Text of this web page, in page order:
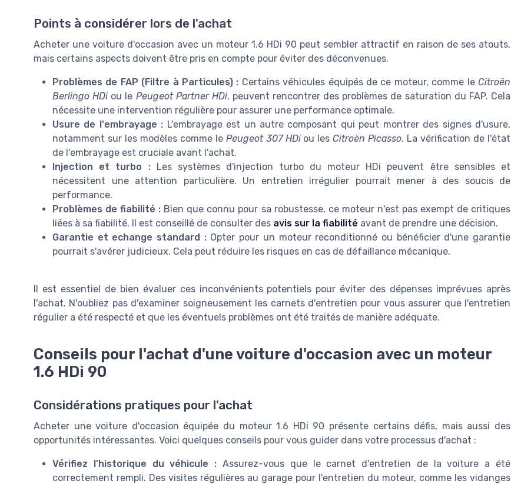
Points à considérer lors de l'achat
Acheter une voiture d'occasion avec un moteur 1.6 HDi 90 peut sembler attractif en raison de ses atouts,
mais certains aspects doivent être pris en compte pour éviter des déconvenues.
Problèmes de FAP (Filtre à Particules) : Certains véhicules équipés de ce moteur, comme leCitroën
Berlingo HDi ou le Peugeot Partner HDi, peuvent rencontrer des problèmes de saturation du FAP. Cela
nécessite une intervention régulière pour assurer une performance optimale.
Usure de l'embrayage : L'embrayage est un autre composant qui peut montrer des signes d'usure,
notamment sur les modèles comme le Peugeot 307 HDiou lesCitroën Picasso. La vérification de l'état
de l'embrayage est cruciale avant l'achat.
Injection et turbo :Les systèmes d'injection turbo du moteur HDi peuvent être sensibles et
nécessitent une attention particulière. Un entretien irrégulier pourrait mener à des soucis de
performance.
Problèmes de fiabilité : Bien que connu pour sa robustesse, ce moteur n'est pas exempt de critiques
liées à sa fiabilité. Il est conseillé de consulter des avis sur la fiabilité avant de prendre une décision.
Garantie et echange standard :Opter pour un moteur reconditionné ou bénéficier d'une garantie
pourrait s'avérer judicieux. Cela peut réduire les risques en cas de défaillance mécanique.
Il est essentiel de bien évaluer ces inconvénients potentiels pour éviter des dépenses imprévues après
l'achat. N'oubliez pas d'examiner soigneusement les carnets d'entretien pour vous assurer que l'entretien
régulier a été respecté et que les éventuels problèmes ont été traités de manière adéquate.
Conseils pour l'achat d'une voiture d'occasion avec un moteur
1.6 HDi 90
Considérations pratiques pour l'achat
Acheter une voiture d'occasion équipée du moteur 1.6 HDi 90 présente certains défis, mais aussi des
opportunités intéressantes. Voici quelques conseils pour vous guider dans votre processus d'achat :
Vérifiez l'historique du véhicule : Assurez-vous que le carnet d'entretien de la voiture a été
correctement rempli. Des visites régulières au garage pour l'entretien du moteur, comme les vidanges